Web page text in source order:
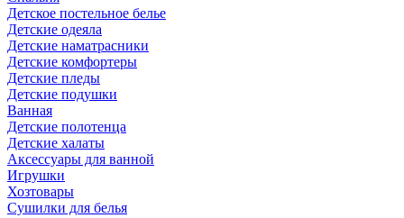
Детское постельное белье
Детские одеяла
Детские наматрасники
Детские комфортеры
Детские пледы
Детские подушки
Ванная
Детские полотенца
Детские халаты
Аксессуары для ванной
Игрушки
Хозтовары
Сушилки для белья